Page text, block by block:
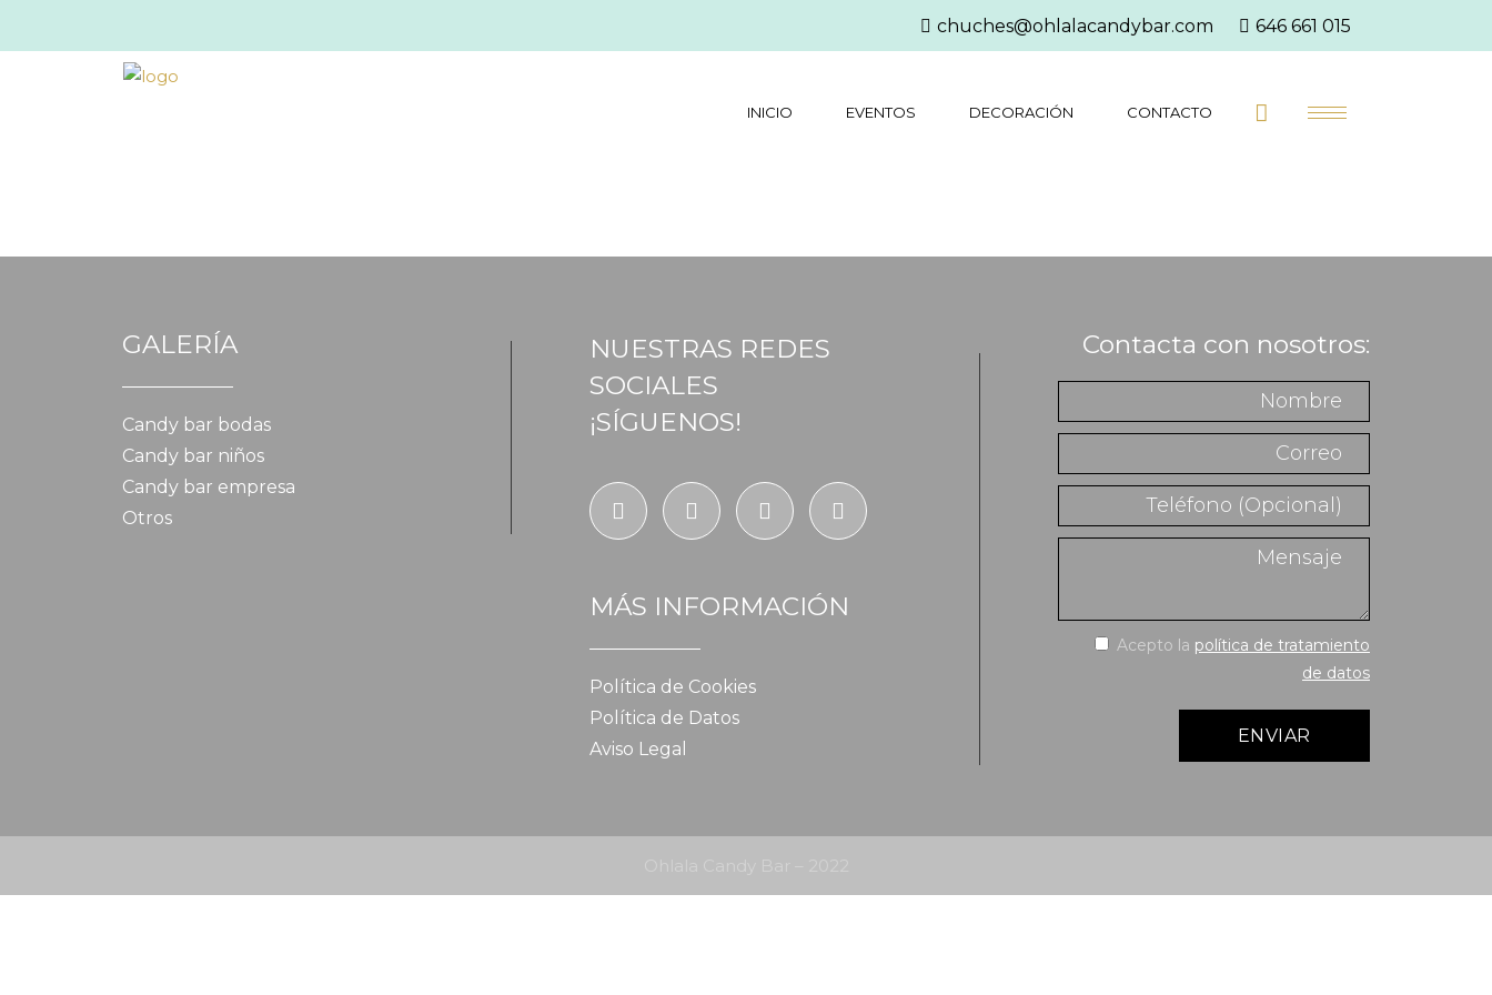
chuches@ohlalacandybar.com 646 661 015
INICIO EVENTOS DECORACIÓN CONTACTO
GALERÍA
Candy bar bodas
Candy bar niños
Candy bar empresa
Otros
NUESTRAS REDES
SOCIALES
¡SÍGUENOS!
MÁS INFORMACIÓN
Política de Cookies
Política de Datos
Aviso Legal
Contacta con nosotros:
Acepto la política de tratamiento
de datos